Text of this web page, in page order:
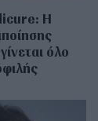
Η
όλο